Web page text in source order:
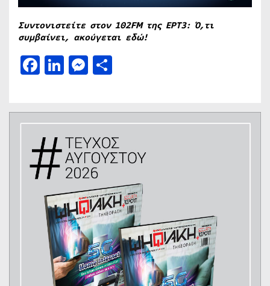
Συντονιστείτε στον 102FM της ΕΡΤ3: Ό,τι
συμβαίνει, ακούγεται εδώ!
Facebook
LinkedIn
Messenger